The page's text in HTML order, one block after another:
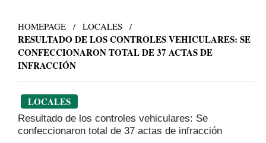
HOMEPAGE LOCALES
RESULTADO DE LOS CONTROLES VEHICULARES: SE
CONFECCIONARON TOTAL DE 37 ACTAS DE
INFRACCIÓN
LOCALES
Resultado de los controles vehiculares: Se
confeccionaron total de 37 actas de infracción